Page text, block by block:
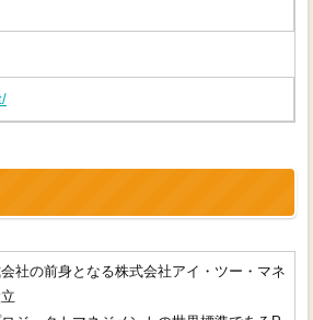
社の前身となる株式会社アイ・ツー・マネ